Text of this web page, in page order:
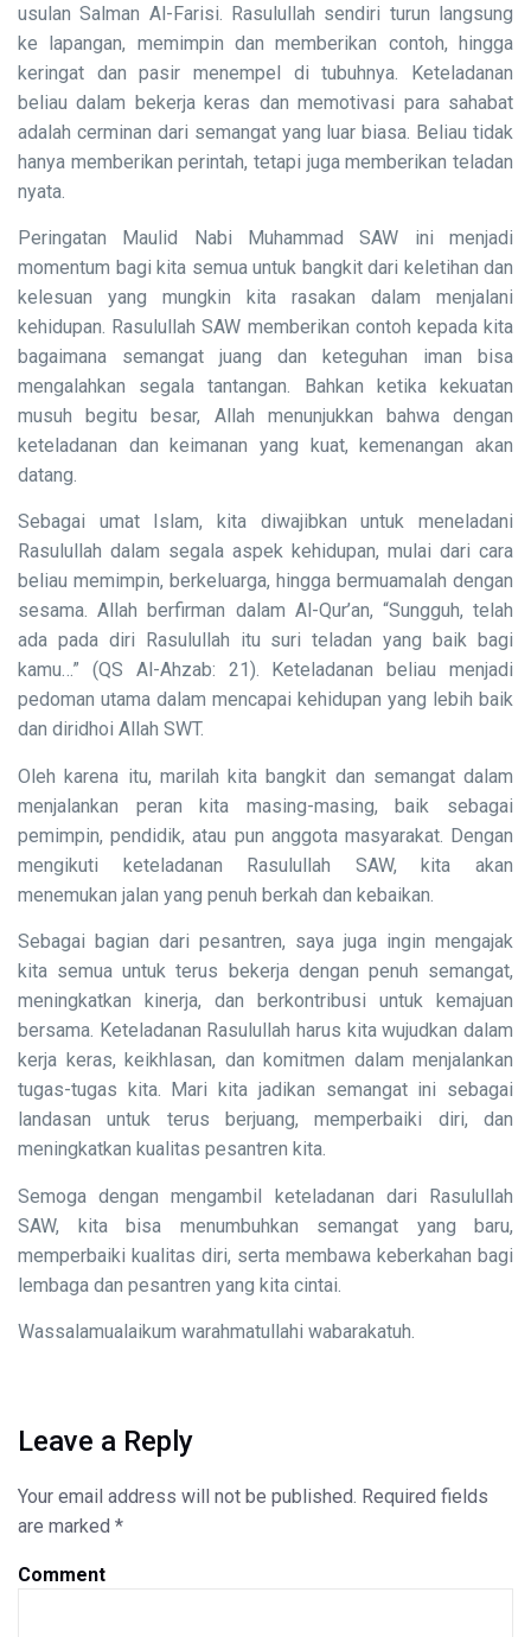
usulan Salman Al-Farisi. Rasulullah sendiri turun langsung
ke lapangan, memimpin dan memberikan contoh, hingga
keringat dan pasir menempel di tubuhnya. Keteladanan
beliau dalam bekerja keras dan memotivasi para sahabat
adalah cerminan dari semangat yang luar biasa. Beliau tidak
hanya memberikan perintah, tetapi juga memberikan teladan
nyata.
Peringatan Maulid Nabi Muhammad SAW ini menjadi
momentum bagi kita semua untuk bangkit dari keletihan dan
kelesuan yang mungkin kita rasakan dalam menjalani
kehidupan. Rasulullah SAW memberikan contoh kepada kita
bagaimana semangat juang dan keteguhan iman bisa
mengalahkan segala tantangan. Bahkan ketika kekuatan
musuh begitu besar, Allah menunjukkan bahwa dengan
keteladanan dan keimanan yang kuat, kemenangan akan
datang.
Sebagai umat Islam, kita diwajibkan untuk meneladani
Rasulullah dalam segala aspek kehidupan, mulai dari cara
beliau memimpin, berkeluarga, hingga bermuamalah dengan
sesama. Allah berfirman dalam Al-Qur’an, “Sungguh, telah
ada pada diri Rasulullah itu suri teladan yang baik bagi
kamu…” (QS Al-Ahzab: 21). Keteladanan beliau menjadi
pedoman utama dalam mencapai kehidupan yang lebih baik
dan diridhoi Allah SWT.
Oleh karena itu, marilah kita bangkit dan semangat dalam
menjalankan peran kita masing-masing, baik sebagai
pemimpin, pendidik, atau pun anggota masyarakat. Dengan
mengikuti keteladanan Rasulullah SAW, kita akan
menemukan jalan yang penuh berkah dan kebaikan.
Sebagai bagian dari pesantren, saya juga ingin mengajak
kita semua untuk terus bekerja dengan penuh semangat,
meningkatkan kinerja, dan berkontribusi untuk kemajuan
bersama. Keteladanan Rasulullah harus kita wujudkan dalam
kerja keras, keikhlasan, dan komitmen dalam menjalankan
tugas-tugas kita. Mari kita jadikan semangat ini sebagai
landasan untuk terus berjuang, memperbaiki diri, dan
meningkatkan kualitas pesantren kita.
Semoga dengan mengambil keteladanan dari Rasulullah
SAW, kita bisa menumbuhkan semangat yang baru,
memperbaiki kualitas diri, serta membawa keberkahan bagi
lembaga dan pesantren yang kita cintai.
Wassalamualaikum warahmatullahi wabarakatuh.
Leave a Reply
Your email address will not be published. Required fields
are marked *
Comment